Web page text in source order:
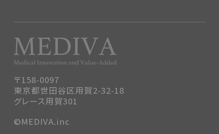
〒158-0097
東京都世田谷区用賀2-32-18
グレース用賀301
©MEDIVA.inc